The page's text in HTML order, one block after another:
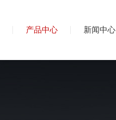
产品中心 新闻中心